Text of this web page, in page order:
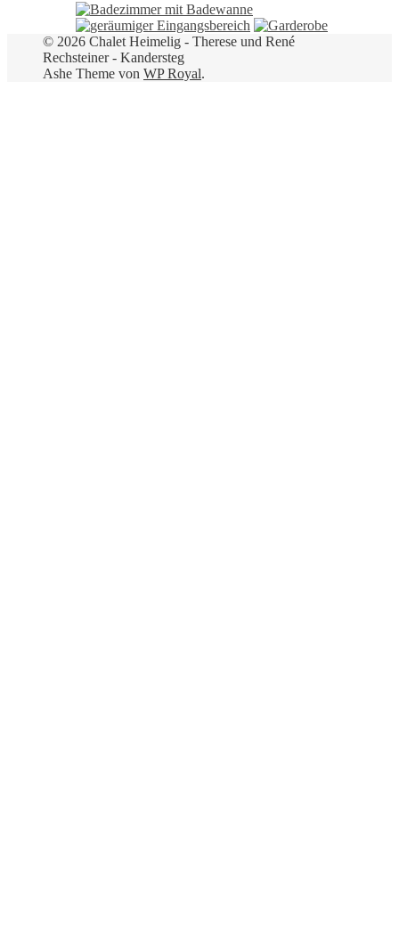
© 2026 Chalet Heimelig - Therese und René
Rechsteiner - Kandersteg
Ashe Theme von WP Royal.